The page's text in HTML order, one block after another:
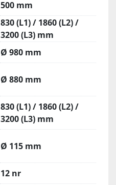
500 mm
830 (L1) / 1860 (L2) /
3200 (L3) mm
Ø 980 mm
Ø 880 mm
830 (L1) / 1860 (L2) /
3200 (L3) mm
Ø 115 mm
12 nr